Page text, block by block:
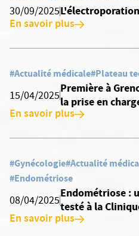
30/09/2025
En savoir plus
#Actualité médicale#Plateau
15/04/2025
Première à
la prise en
En savoir plus
#Gynécologie#Actualité
#Endométriose
08/04/2025
Endométriose :
testé à la
En savoir plus